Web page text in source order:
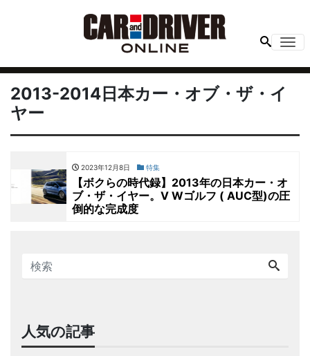
2013-2014日本カー・オブ・ザ・イ
ヤー
2023年12月8日 特集
【ボクらの時代録】2013年の日本カー・オ
ブ・ザ・イヤー。V Wゴルフ ( AUC型)の圧
倒的な完成度
人気の記事